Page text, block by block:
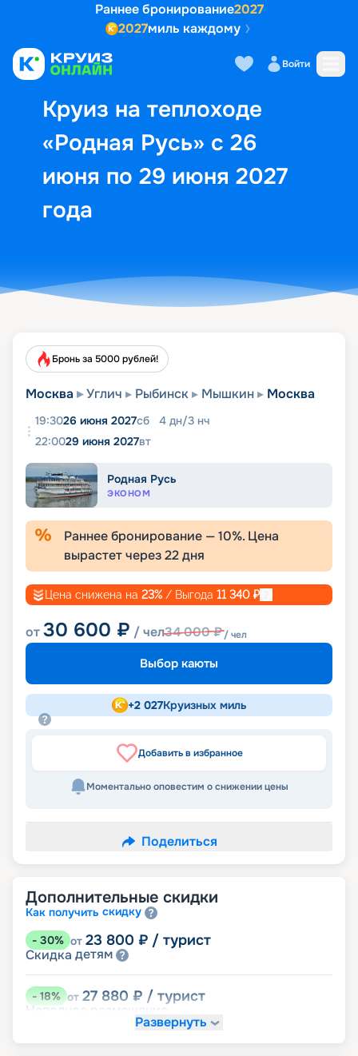
Раннее бронирование2027
2027миль каждому
Войти
Круиз на теплоходе
«Родная Русь» с 26
июня по 29 июня 2027
года
Выбор кают Маршрут и
Бронь за 5000 рублей!
Москва Углич Рыбинск Мышкин Москва
19:3026 июня 2027сб 4 дн/3 нч
22:0029 июня 2027вт
Родная Русь
ЭКОНОМ
Раннее бронирование —10%. Цена
вырастет через22дня
Цена снижена на 23% / Выгода 11 340 ₽
от30 600 ₽ / чел34 000₽/ чел
Выбор каюты
+2 027Круизных миль
Добавить в избранное
Моментально оповестим о снижении цены
Поделиться
Дополнительные скидки
Как получить скидку
- 30% от 23 800 ₽ / турист
Скидка детям
-18% от 27 880 ₽ / турист
Неполное размещение
Развернуть